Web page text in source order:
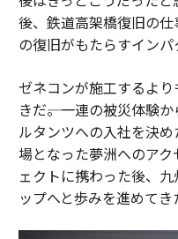
後、鉄道高架橋復旧の
の復旧がもたらすインパ
ゼネコンが施工するよ
きだ――。一連の被災体験
ルタンツへの入社を決
場となった夢洲へのア
ェクトに携わった後、
ップへと歩みを進めてき